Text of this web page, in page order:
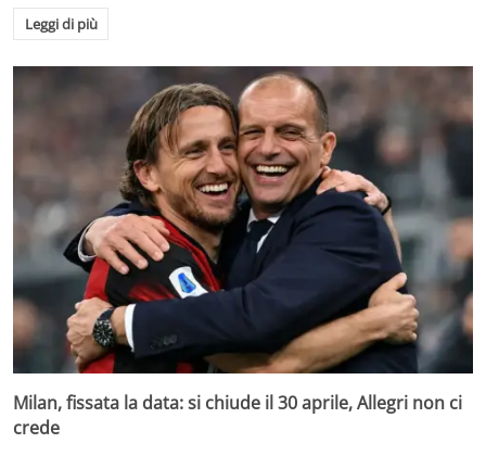
Leggi di più
Milan, fissata la data: si chiude il 30 aprile, Allegri non ci
crede